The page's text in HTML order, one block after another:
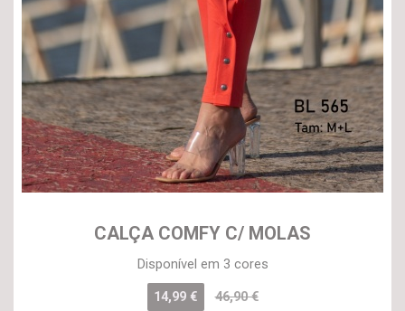
CALÇA COMFY C/ MOLAS
Disponível em 3 cores
14,99 €
46,90 €